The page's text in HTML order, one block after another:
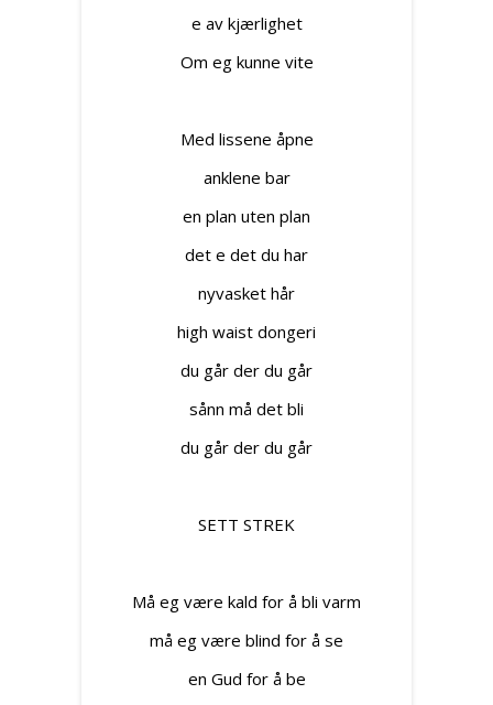
e av kjærlighet
Om eg kunne vite
Med lissene åpne
anklene bar
en plan uten plan
det e det du har
nyvasket hår
high waist dongeri
du går der du går
sånn må det bli
du går der du går
SETT STREK
Må eg være kald for å bli varm
må eg være blind for å se
en Gud for å be